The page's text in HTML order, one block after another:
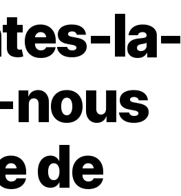
la-
de